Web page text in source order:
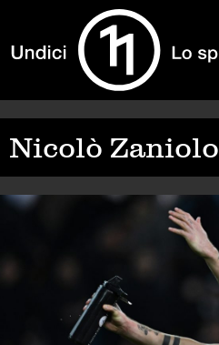
Nicolò Zaniolo